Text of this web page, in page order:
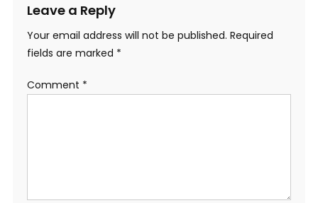
Leave a Reply
Your email address will not be published. Required
fields are marked *
Comment *